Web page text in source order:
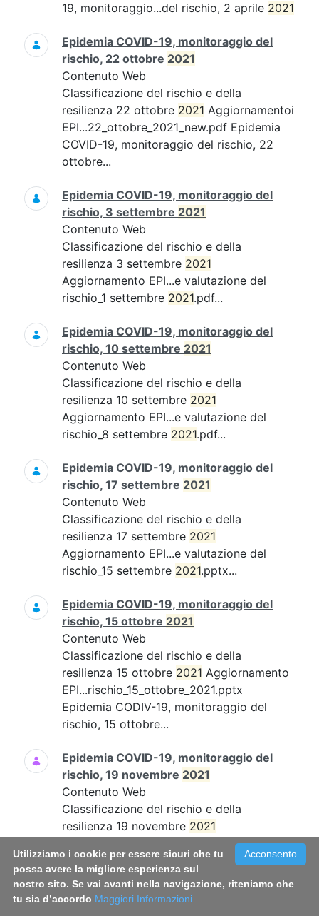
19, monitoraggio...del rischio, 2 aprile 2021
Epidemia COVID-19, monitoraggio del
rischio, 22 ottobre 2021
Contenuto Web
Classificazione del rischio e della
resilienza 22 ottobre 2021 Aggiornamentoi
EPI...22_ottobre_2021_new.pdf Epidemia
COVID-19, monitoraggio del rischio, 22
ottobre...
Epidemia COVID-19, monitoraggio del
rischio, 3 settembre 2021
Contenuto Web
Classificazione del rischio e della
resilienza 3 settembre 2021
Aggiornamento EPI...e valutazione del
rischio_1 settembre 2021.pdf...
Epidemia COVID-19, monitoraggio del
rischio, 10 settembre 2021
Contenuto Web
Classificazione del rischio e della
resilienza 10 settembre 2021
Aggiornamento EPI...e valutazione del
rischio_8 settembre 2021.pdf...
Epidemia COVID-19, monitoraggio del
rischio, 17 settembre 2021
Contenuto Web
Classificazione del rischio e della
resilienza 17 settembre 2021
Aggiornamento EPI...e valutazione del
rischio_15 settembre 2021.pptx...
Epidemia COVID-19, monitoraggio del
rischio, 15 ottobre 2021
Contenuto Web
Classificazione del rischio e della
resilienza 15 ottobre 2021 Aggiornamento
EPI...rischio_15_ottobre_2021.pptx
Epidemia CODIV-19, monitoraggio del
rischio, 15 ottobre...
Epidemia COVID-19, monitoraggio del
rischio, 19 novembre 2021
Contenuto Web
Classificazione del rischio e della
resilienza 19 novembre 2021
Aggiornamento EPI...19_novembre_21.pdf
Epidemia COVID-19, monitoraggio del
rischio, 19 novembre...
Acconsento
Utilizziamo i cookie per essere sicuri che tu
possa avere la migliore esperienza sul
nostro sito. Se vai avanti nella navigazione, riteniamo che
tu sia d’accordo Maggiori Informazioni